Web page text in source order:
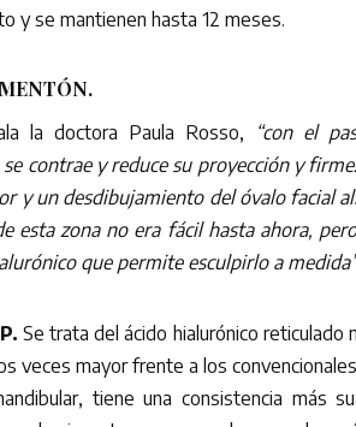
y se mantienen hasta 12 meses.
la doctora Paula Rosso, “con el
contrae y reduce su proyección y
y un desdibujamiento del óvalo facial
esta zona no era fácil hasta ahora,
que permite esculpirlo a
Se trata del ácido hialurónico reticulado
veces mayor frente a los
tiene una consistencia más